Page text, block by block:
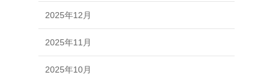
2025年12月
2025年11月
2025年10月